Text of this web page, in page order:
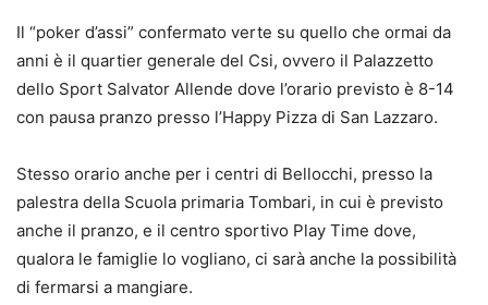
Il “poker d’assi” confermato verte su quello che ormai da
anni è il quartier generale del Csi, ovvero il Palazzetto
dello Sport Salvator Allende dove l’orario previsto è 8-14
con pausa pranzo presso l’Happy Pizza di San Lazzaro.
Stesso orario anche per i centri di Bellocchi, presso la
palestra della Scuola primaria Tombari, in cui è previsto
anche il pranzo, e il centro sportivo Play Time dove,
qualora le famiglie lo vogliano, ci sarà anche la possibilità
di fermarsi a mangiare.